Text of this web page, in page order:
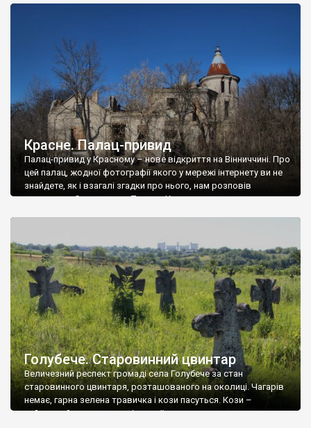
Красне. Палац-привид
Палац-привид у Красному – нове відкриття на Вінниччині. Про
цей палац, жодної фотографії якого у мережі інтернету ви не
знайдете, як і взагалі згадки про нього, нам розповів
мешканець Самгородка. Палац у Красному вразив не лише
Голубече. Старовинний цвинтар
Величезний респект громаді села Голубече за стан
старовинного цвинтаря, розташованого на околиці. Чагарів
немає, гарна зелена травичка і кози пасуться. Кози –
найкращий регулятор шкідливої, для старих кладовищ,